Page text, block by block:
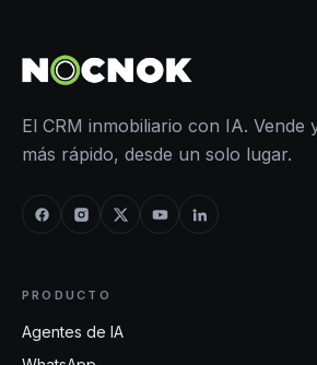
El CRM inmobiliario con IA. Vende
más rápido, desde un solo lugar.
PRODUCTO
Agentes de IA